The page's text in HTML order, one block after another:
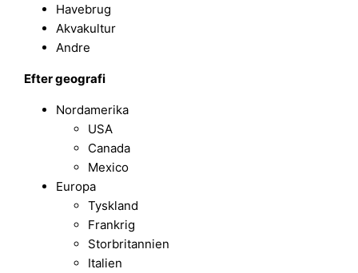
Havebrug
Akvakultur
Andre
Efter geografi
Nordamerika
USA
Canada
Mexico
Europa
Tyskland
Frankrig
Storbritannien
Italien